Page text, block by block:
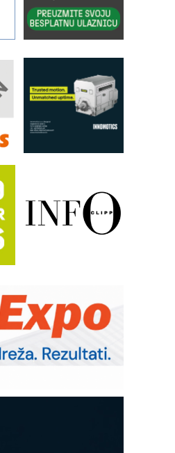
koje
– japanska
fluida
Industrial – Napredna
u hidrauličkim i
za vašu pametnu
energijom
pakovanja · Display
bez složenih
dugoročna korist
prvom mestu!
- više od 40 godina
nosača kablova